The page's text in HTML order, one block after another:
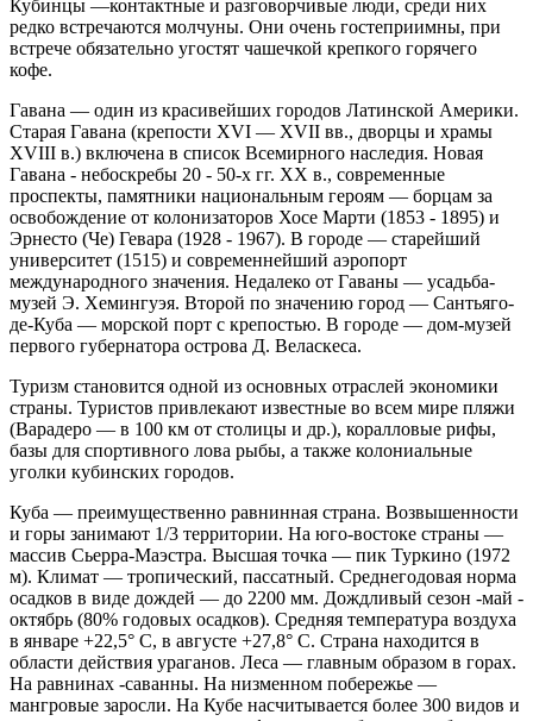
Кубинцы —контактные и разговорчивые люди, среди них
редко встречаются молчуны. Они очень гостеприимны, при
встрече обязательно угостят чашечкой крепкого горячего
кофе.
Гавана — один из красивейших городов Латинской Америки.
Старая Гавана (крепости XVI — XVII вв., дворцы и храмы
XVIII в.) включена в список Всемирного наследия. Новая
Гавана - небоскребы 20 - 50-х гг. XX в., современные
проспекты, памятники национальным героям — борцам за
освобождение от колонизаторов Хосе Марти (1853 - 1895) и
Эрнесто (Че) Гевара (1928 - 1967). В городе — старейший
университет (1515) и современнейший аэропорт
международного значения. Недалеко от Гаваны — усадьба-
музей Э. Хемингуэя. Второй по значению город — Сантьяго-
де-Куба — морской порт с крепостью. В городе — дом-музей
первого губернатора острова Д. Веласкеса.
Туризм становится одной из основных отраслей экономики
страны. Туристов привлекают известные во всем мире пляжи
(Варадеро — в 100 км от столицы и др.), коралловые рифы,
базы для спортивного лова рыбы, а также колониальные
уголки кубинских городов.
Куба — преимущественно равнинная страна. Возвышенности
и горы занимают 1/3 территории. На юго-востоке страны —
массив Сьерра-Маэстра. Высшая точка — пик Туркино (1972
м). Климат — тропический, пассатный. Среднегодовая норма
осадков в виде дождей — до 2200 мм. Дождливый сезон -май -
октябрь (80% годовых осадков). Средняя температура воздуха
в январе +22,5° С, в августе +27,8° С. Страна находится в
области действия ураганов. Леса — главным образом в горах.
На равнинах -саванны. На низменном побережье —
мангровые заросли. На Кубе насчитывается более 300 видов и